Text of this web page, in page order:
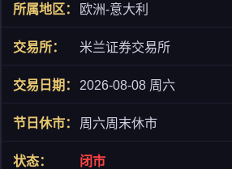
欧洲-意大利
米兰证券交易所
2026-08-08 周六
周六周末休市
闭市